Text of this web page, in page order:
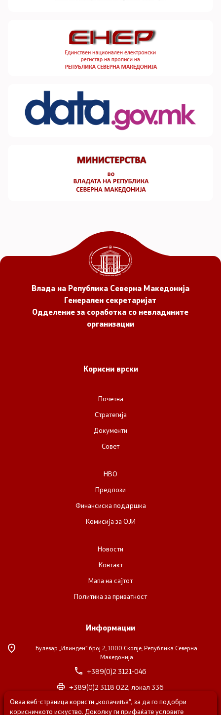
Влада на Република Северна Македонија
Генерален секретаријат
Одделение за соработка со невладините
организации
Корисни врски
Почетна
Стратегија
Документи
Совет
НВО
Предлози
Финансиска поддршка
Комисија за ОЈИ
Новости
Контакт
Мапа на сајтот
Политика за приватност
Информации
Булевар „Илинден“ број 2, 1000 Скопје, Република Северна
Македонија
+389(0)2 3121-046
+389(0)2 3118 022, локал 336
nvosorabotka@gs.gov.mk
Оваа веб-страница користи „колачиња“, за да го подобри
корисничкото искуство. Доколку ги прифаќате условите